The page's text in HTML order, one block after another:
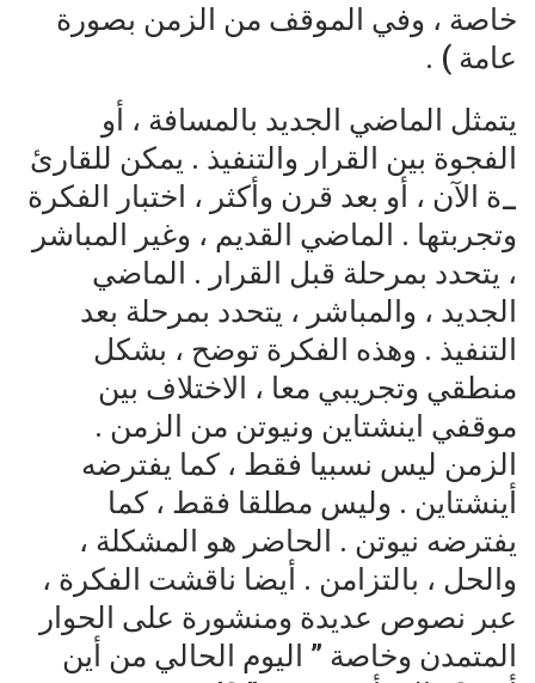
خاصة ، وفي الموقف من الزمن بصورة
عامة ) .
يتمثل الماضي الجديد بالمسافة ، أو
الفجوة بين القرار والتنفيذ . يمكن للقارئ
_ة الآن ، أو بعد قرن وأكثر ، اختبار الفكرة
وتجربتها . الماضي القديم ، وغير المباشر
، يتحدد بمرحلة قبل القرار . الماضي
الجديد ، والمباشر ، يتحدد بمرحلة بعد
التنفيذ . وهذه الفكرة توضح ، بشكل
منطقي وتجريبي معا ، الاختلاف بين
موقفي اينشتاين ونيوتن من الزمن .
الزمن ليس نسبيا فقط ، كما يفترضه
أينشتاين . وليس مطلقا فقط ، كما
يفترضه نيوتن . الحاضر هو المشكلة ،
والحل ، بالتزامن . أيضا ناقشت الفكرة ،
عبر نصوص عديدة ومنشورة على الحوار
المتمدن وخاصة ” اليوم الحالي من أين